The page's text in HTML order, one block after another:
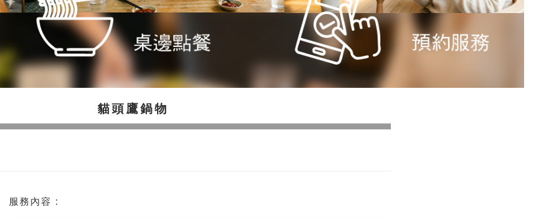
貓頭鷹鍋物
服務內容 :